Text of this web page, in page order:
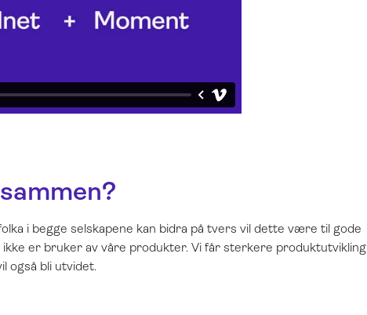
i begge selskapene kan bidra på tvers vil dette være til gode
er bruker av våre produkter. Vi får sterkere produktutvikling
også bli utvidet.